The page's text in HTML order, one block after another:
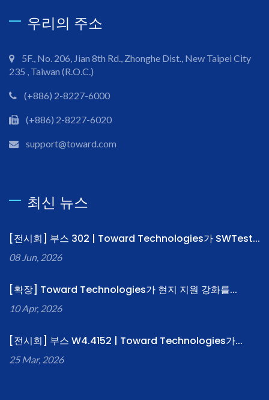
우리의 주소
5F., No. 206, Jian 8th Rd., Zhonghe Dist., New Taipei City
235 , Taiwan (R.O.C.)
(+886) 2-8227-6000
(+886) 2-8227-6020
support@toward.com
최신 뉴스
[전시회] 부스 302 | Toward Technologies가 SWTest...
08 Jun, 2026
[확장] Toward Technologies가 현지 지원 강화를...
10 Apr, 2026
[전시회] 부스 W4.4152 | Toward Technologies가...
25 Mar, 2026